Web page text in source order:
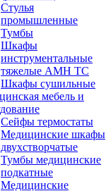
Стулья
промышленные
Тумбы
Шкафы
инструментальные
тяжелые АМН ТС
Шкафы сушильные
мебель и
Сейфы термостаты
Медицинские шкафы
двухстворчатые
Тумбы медицинские
подкатные
Медицинские